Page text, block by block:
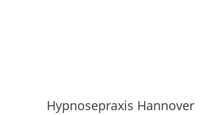
Hypnosepraxis Hannover